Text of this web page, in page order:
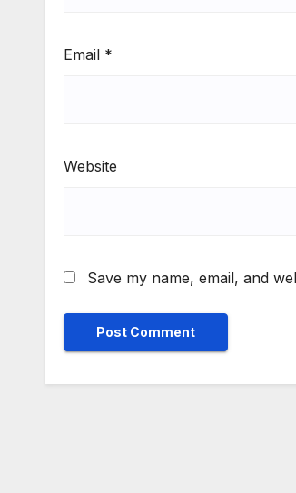
Email *
Website
Save my name, email, and